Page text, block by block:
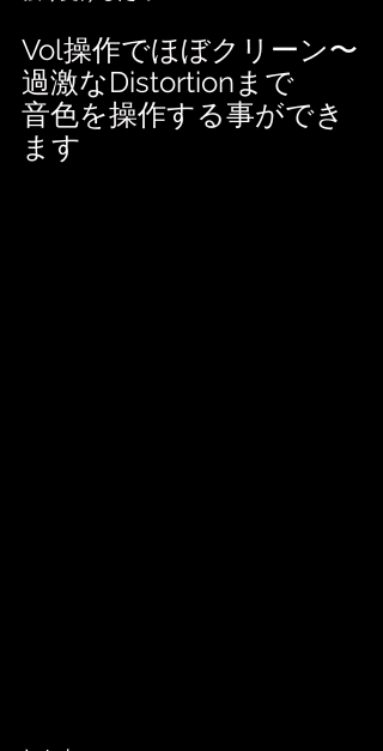
Vol操作でほぼクリーン〜
過激なDistortionまで
音色を操作する事ができ
ます